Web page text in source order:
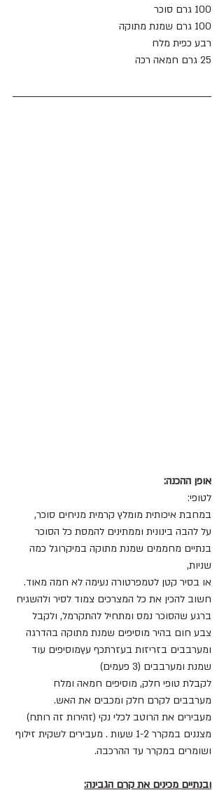
100 גרם סוכר
100 גרם שמנת מתוקה
רבע כפית מלח
25 גרם חמאה רכה
אופן ההכנה:
לטופי:
במחבת איכותית מומלץ קרמית מניחים סוכר,
על להבה בינונית וממתינים להמסת כל הסוכר
בנתיים מחממים שמנת מתוקה במיקרוגל כמה
שניות,
או בסיר קטן לטמפרטורה נעימה לא חמה מאוד.
חשוב להכין את כל המצרכים צמוד לסיר ולהשגיח
ברגע שהסוכר נמס ומתחיל להתקרמל, ולקבל
צבע חום בהיר מוסיפים שמנת מתוקה בהדרגה
ומערבבים בזריזות בעזרתכף עץמוסיפים עוד
שמנת ומערבבים (3 פעמים)
לקבלת טופי חלק, מוסיפים חמאה ומלח
מערבבים לקרם חלק ומכבים את האש.
מעבירים את הרוטב לכלי נקי (זהירות זה רותח)
מצננים במקרר 1-2 שעות . מעבירים לשקית זילוף
ושומרים במקרר עד ההרכבה.
ובנתיים מכינים את קרם הגבינה: